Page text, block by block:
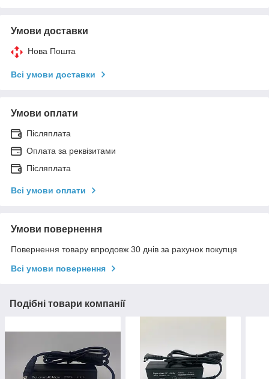
Умови доставки
Нова Пошта
Всі умови доставки
Умови оплати
Післяплата
Оплата за реквізитами
Післяплата
Всі умови оплати
Умови повернення
Повернення товару впродовж 30 днів за рахунок покупця
Всі умови повернення
Подібні товари компанії